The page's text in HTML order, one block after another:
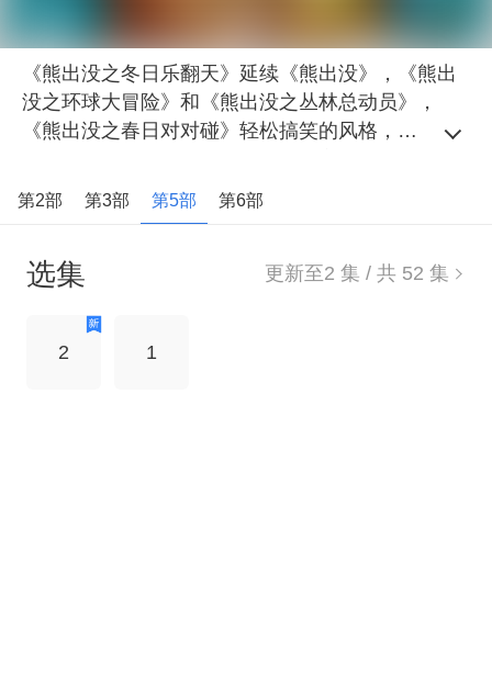
《熊出没之冬日乐翻天》延续《熊出没》，《熊出
没之环球大冒险》和《熊出没之丛林总动员》，
《熊出没之春日对对碰》轻松搞笑的风格，讲述在
季有关的系列故事，如冰上钓鱼，打雪仗，做冰雕
等，为了阻止光头强破坏森林，保卫自己的家园，
卫森林的斗争。
第2部 第3部 第5部 第6部
更新至2 集 / 共 52 集
选集
2 1